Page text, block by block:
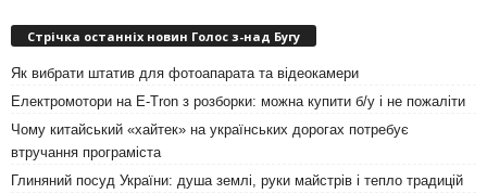
Стрічка останніх новин Голос з-над Бугу
Як вибрати штатив для фотоапарата та відеокамери
Електромотори на E-Tron з розборки: можна купити б/у і не пожаліти
Чому китайський «хайтек» на українських дорогах потребує
втручання програміста
Глиняний посуд України: душа землі, руки майстрів і тепло традицій